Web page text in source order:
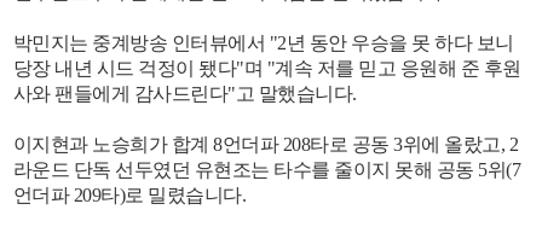
박민지는 중계방송 인터뷰에서 "2년 동안 우승을 못 하다 보니
당장 내년 시드 걱정이 됐다"며 "계속 저를 믿고 응원해 준 후원
사와 팬들에게 감사드린다"고 말했습니다.
이지현과 노승희가 합계 8언더파 208타로 공동 3위에 올랐고, 2
라운드 단독 선두였던 유현조는 타수를 줄이지 못해 공동 5위(7
언더파 209타)로 밀렸습니다.